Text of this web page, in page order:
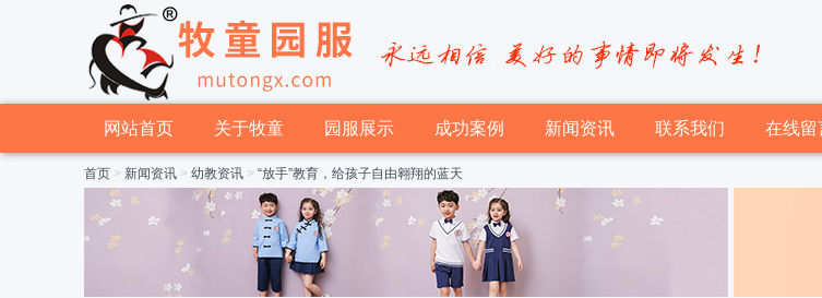
网站首页 关于牧童 园服展示 成功案例 新闻资讯 联系我们 在线留
首页 > 新闻资讯 > 幼教资讯 > “放手”教育，给孩子自由翱翔的蓝天